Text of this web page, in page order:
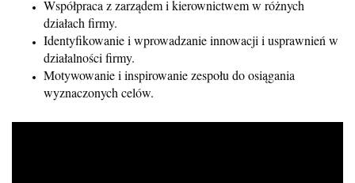
Współpraca z zarządem i kierownictwem w różnych
działach firmy.
Identyfikowanie i wprowadzanie innowacji i usprawnień w
działalności firmy.
Motywowanie i inspirowanie zespołu do osiągania
wyznaczonych celów.